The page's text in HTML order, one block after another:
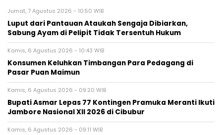
Jumat, 7 Agustus 2026 - 10:50 WIB
Luput dari Pantauan Ataukah Sengaja Dibiarkan,
Sabung Ayam di Pelipit Tidak Tersentuh Hukum
Kamis, 6 Agustus 2026 - 10:43 WIB
Konsumen Keluhkan Timbangan Para Pedagang di
Pasar Puan Maimun
Kamis, 6 Agustus 2026 - 09:20 WIB
Bupati Asmar Lepas 77 Kontingen Pramuka Meranti Ikuti
Jambore Nasional XII 2026 di Cibubur
Kamis, 6 Agustus 2026 - 09:11 WIB